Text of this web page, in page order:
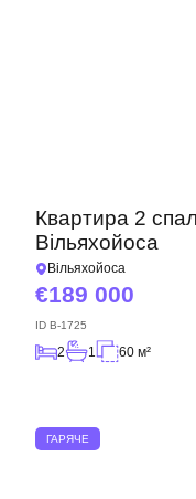
Квартира 2
Вільяхойоса
Вільяхойоса
189 000
ID B-1725
2 1 60 м²
ГАРЯЧЕ